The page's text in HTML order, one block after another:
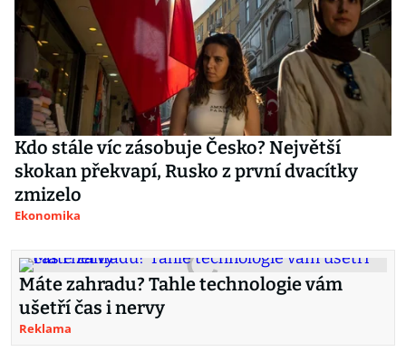
Kdo stále víc zásobuje Česko? Největší
skokan překvapí, Rusko z první dvacítky
zmizelo
Ekonomika
Máte zahradu? Tahle technologie vám
ušetří čas i nervy
Reklama